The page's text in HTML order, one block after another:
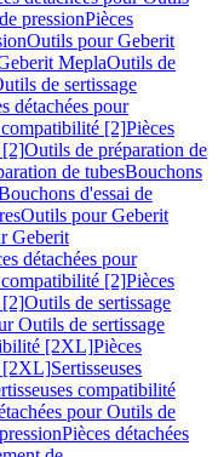
pressionPièces
Outils pour Geberit
MeplaOutils de
de sertissage
détachées pour
compatibilité [2]Pièces
[2]Outils de préparation de
de tubesBouchons
d'essai de
Outils pour Geberit
Geberit
détachées pour
compatibilité [2]Pièces
[2]Outils de sertissage
Outils de sertissage
[2XL]Pièces
[2XL]Sertisseuses
compatibilité
pour Outils de
Pièces détachées